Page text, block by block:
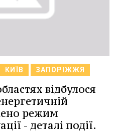
КИЇВ ЗАПОРІЖЖЯ
відбулося
режим
- деталі події.